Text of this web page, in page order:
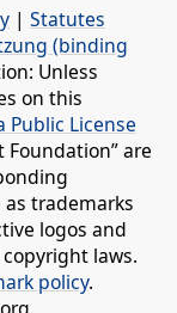
| Statutes
(binding
Unless
on this
Public License
Foundation” are
trademarks
logos and
laws.
policy.